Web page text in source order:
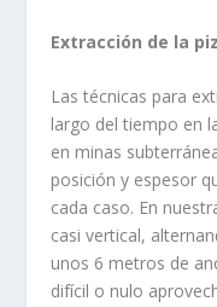
Extracción de la
Las técnicas para
largo del tiempo en
en minas
posición y espesor
cada caso. En
casi vertical,
unos 6 metros de
difícil o nulo